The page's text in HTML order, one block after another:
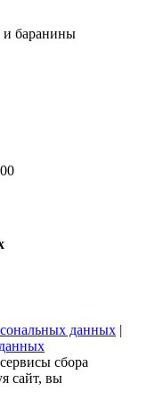
и баранины
данных |
сбора
сайт, вы